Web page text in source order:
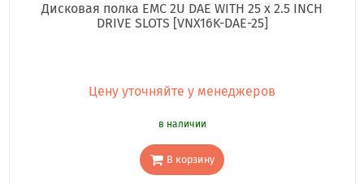
Дисковая полка EMC 2U DAE WITH 25 x 2.5 INCH
DRIVE SLOTS [VNX16K-DAE-25]
Цену уточняйте у менеджеров
в наличии
В корзину